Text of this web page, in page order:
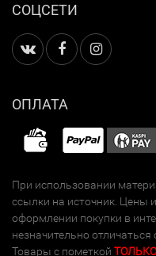
СОЦСЕТИ
ОПЛАТА
При использовании
ссылки на источник. Цены
оформлении покупки в
незначительно
Товары с пометкой